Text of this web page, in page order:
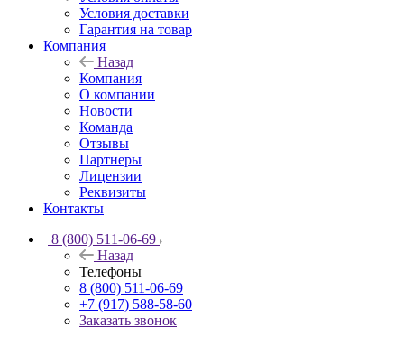
Условия доставки
Гарантия на товар
Компания
Назад
Компания
О компании
Новости
Команда
Отзывы
Партнеры
Лицензии
Реквизиты
Контакты
8 (800) 511-06-69
Назад
Телефоны
8 (800) 511-06-69
+7 (917) 588-58-60
Заказать звонок